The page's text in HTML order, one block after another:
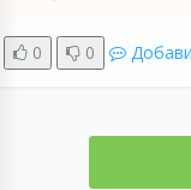
0 0